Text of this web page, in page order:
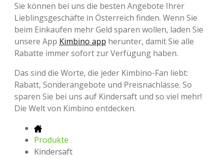
Sie können bei uns die besten Angebote Ihrer
Lieblingsgeschäfte in Österreich finden. Wenn Sie
beim Einkaufen mehr Geld sparen wollen, laden Sie
unsere App Kimbino app herunter, damit Sie alle
Rabatte immer sofort zur Verfügung haben.
Das sind die Worte, die jeder Kimbino-Fan liebt:
Rabatt, Sonderangebote und Preisnachlässe. So
sparen Sie bei uns auf Kindersaft und so viel mehr!
Die Welt von Kimbino entdecken.
Produkte
Kindersaft